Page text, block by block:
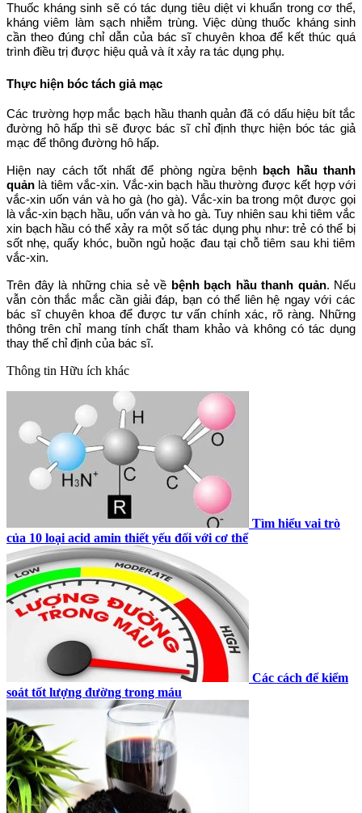
Thuốc kháng sinh sẽ có tác dụng tiêu diệt vi khuẩn trong cơ thể,
kháng viêm làm sạch nhiễm trùng. Việc dùng thuốc kháng sinh
cần theo đúng chỉ dẫn của bác sĩ chuyên khoa để kết thúc quá
trình điều trị được hiệu quả và ít xảy ra tác dụng phụ.
Thực hiện bóc tách giả mạc
Các trường hợp mắc bạch hầu thanh quản đã có dấu hiệu bít tắc
đường hô hấp thì sẽ được bác sĩ chỉ định thực hiện bóc tác giả
mạc để thông đường hô hấp.
Hiện nay cách tốt nhất để phòng ngừa bệnh bạch hầu thanh
quản là tiêm vắc-xin. Vắc-xin bạch hầu thường được kết hợp với
vắc-xin uốn ván và ho gà (ho gà). Vắc-xin ba trong một được gọi
là vắc-xin bạch hầu, uốn ván và ho gà. Tuy nhiên sau khi tiêm vắc
xin bạch hầu có thể xảy ra một số tác dụng phụ như: trẻ có thể bị
sốt nhẹ, quấy khóc, buồn ngủ hoặc đau tại chỗ tiêm sau khi tiêm
vắc-xin.
Trên đây là những chia sẻ về bệnh bạch hầu thanh quản. Nếu
vẫn còn thắc mắc cần giải đáp, bạn có thể liên hệ ngay với các
bác sĩ chuyên khoa để được tư vấn chính xác, rõ ràng. Những
thông trên chỉ mang tính chất tham khảo và không có tác dụng
thay thế chỉ định của bác sĩ.
Thông tin Hữu ích khác
Tìm hiểu vai trò
của 10 loại acid amin thiết yếu đối với cơ thể
Các cách để kiểm
soát tốt lượng đường trong máu